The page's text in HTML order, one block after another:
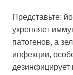
Представьте:
укрепляет
патогенов, а
инфекции,
дезинфицирует